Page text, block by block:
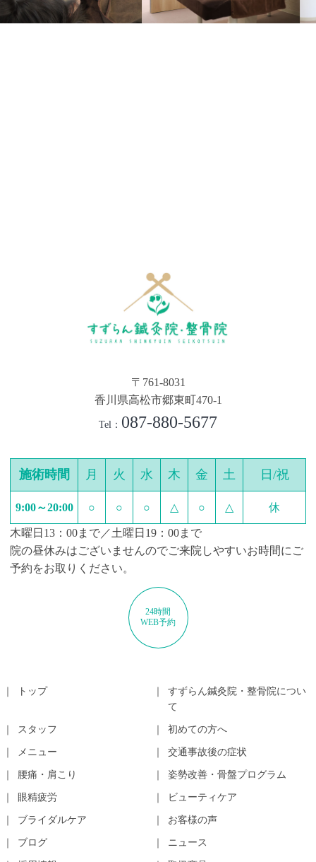
〒761-8031
香川県高松市郷東町470-1
Tel： 087-880-5677
施術時間 月 火 水 木 金 土 日/祝
9:00～20:00 ○ ○ ○ △ ○ △ 休
木曜日13：00まで／土曜日19：00まで
院の昼休みはございませんのでご来院しやすいお時間にご
予約をお取りください。
24時間
WEB予約
トップ
すずらん鍼灸院・整骨院につい
て
スタッフ 初めての方へ
メニュー 交通事故後の症状
腰痛・肩こり 姿勢改善・骨盤プログラム
眼精疲労 ビューティケア
ブライダルケア お客様の声
ブログ ニュース